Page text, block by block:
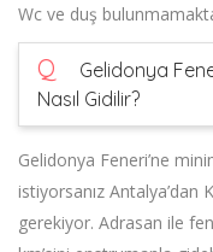
Wc ve duş
Q
Gelidonya
Nasıl Gidilir?
Gelidonya Feneri’ne
istiyorsanız Antalya’dan
gerekiyor. Adrasan ile